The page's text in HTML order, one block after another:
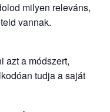
milyen releváns,
vannak.
azt a módszert,
tudja a saját